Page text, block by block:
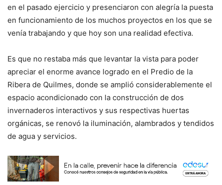
en el pasado ejercicio y presenciaron con alegría la puesta
en funcionamiento de los muchos proyectos en los que se
venía trabajando y que hoy son una realidad efectiva.
Es que no restaba más que levantar la vista para poder
apreciar el enorme avance logrado en el Predio de la
Ribera de Quilmes, donde se amplió considerablemente el
espacio acondicionado con la construcción de dos
invernaderos interactivos y sus respectivas huertas
orgánicas, se renovó la iluminación, alambrados y tendidos
de agua y servicios.